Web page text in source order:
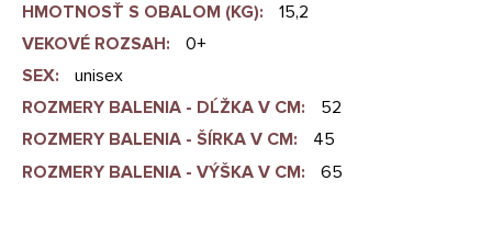
HMOTNOSŤ S OBALOM (KG):
15,2
VEKOVÉ ROZSAH:
0+
SEX:
unisex
ROZMERY BALENIA - DĹŽKA V CM:
52
ROZMERY BALENIA - ŠÍRKA V CM:
45
ROZMERY BALENIA - VÝŠKA V CM: 65